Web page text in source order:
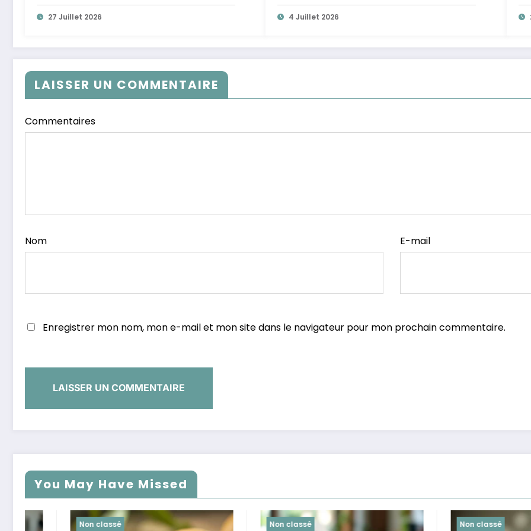
27 Juillet 2026 4 Juillet 2026
LAISSER UN COMMENTAIRE
Commentaires
Nom E-mail
Enregistrer mon nom, mon e-mail et mon site dans le navigateur pour mon prochain commentaire.
You May Have Missed
Non classé Non classé Non classé